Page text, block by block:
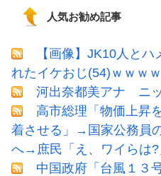
人気お勧め記事
【画像】JK10人と
れたイケおじ(54)ｗｗｗ
河出奈都美アナ ニ
高市総理「物価上昇
着させる」→国家公務員
へ→庶民「え、ワイらは?
中国政府「台風１３